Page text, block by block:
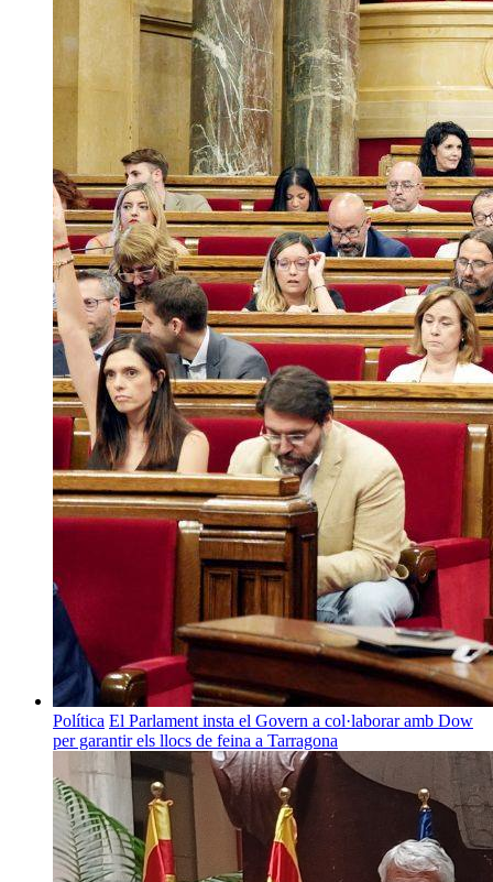
Política El Parlament insta el Govern a col·laborar amb Dow
per garantir els llocs de feina a Tarragona